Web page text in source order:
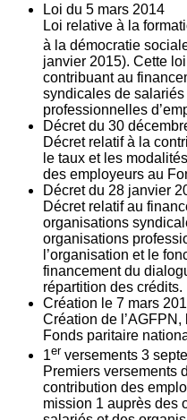
Loi du 5 mars 2014
Loi relative à la
à la démocratie
janvier 2015). Cette
contribuant au
syndicales de
professionnelles
Décret du 30
Décret relatif à la
le taux et les
des employeurs au
Décret du 28 janvier
Décret relatif au
organisations
organisations
l’organisation et le
financement du
répartition des crédits.
Création le 7 mars
Création de
Fonds paritaire
1er versements 3
Premiers versements
contribution des
mission 1 auprès des